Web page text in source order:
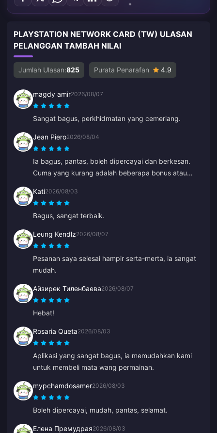
PLAYSTATION NETWORK CARD (TW) ULASAN
PELANGGAN TAMBAH NILAI
Jumlah Ulasan:825 Purata Penarafan 4.9
magdy amir2026/08/07
Sangat bagus, perkhidmatan yang cemerlang.
Jean Piero2026/08/04
Ia bagus, pantas, boleh dipercayai dan berkesan.
Cuma yang kurang adalah beberapa bonus atau
Kati2026/08/03
Bagus, sangat terbaik.
Leung Kendlz2026/08/07
Pesanan saya selesai hampir serta-merta, ia sangat
mudah.
Айзирек Тиленбаева2026/08/07
Hebat!
Rosaria Queta2026/08/03
Aplikasi yang sangat bagus, ia memudahkan kami
untuk membeli mata wang permainan.
mypchamdosamer2026/08/03
Boleh dipercayai, mudah, pantas, selamat.
Елена Премудрая2026/08/03